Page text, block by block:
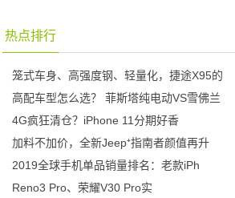
热点排行
笼式车身、高强度钢、轻量化，捷途X95的
高配车型怎么选？ 菲斯塔纯电动VS雪佛兰
4G疯狂清仓？iPhone 11分期好香
加料不加价，全新Jeep⁺指南者颜值再升
2019全球手机单品销量排名：老款iPh
Reno3 Pro、荣耀V30 Pro实